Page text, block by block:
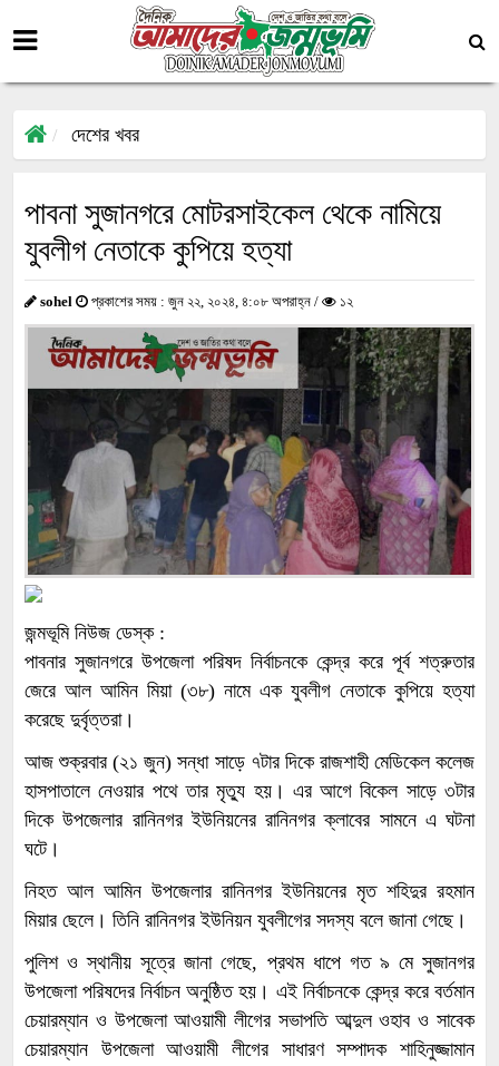
দেশের খবর
পাবনা সুজানগরে মোটরসাইকেল থেকে নামিয়ে
যুবলীগ নেতাকে কুপিয়ে হত্যা
sohel প্রকাশের সময় : জুন ২২, ২০২৪, ৪:০৮ অপরাহ্ন / ১২
জন্মভূমি নিউজ ডেস্ক :
পাবনার সুজানগরে উপজেলা পরিষদ নির্বাচনকে কেন্দ্র করে পূর্ব শত্রুতার
জেরে আল আমিন মিয়া (৩৮) নামে এক যুবলীগ নেতাকে কুপিয়ে হত্যা
করেছে দুর্বৃত্তরা।
আজ শুক্রবার (২১ জুন) সন্ধা সাড়ে ৭টার দিকে রাজশাহী মেডিকেল কলেজ
হাসপাতালে নেওয়ার পথে তার মৃত্যু হয়। এর আগে বিকেল সাড়ে ৩টার
দিকে উপজেলার রানিনগর ইউনিয়নের রানিনগর ক্লাবের সামনে এ ঘটনা
ঘটে।
নিহত আল আমিন উপজেলার রানিনগর ইউনিয়নের মৃত শহিদুর রহমান
মিয়ার ছেলে। তিনি রানিনগর ইউনিয়ন যুবলীগের সদস্য বলে জানা গেছে।
পুলিশ ও স্থানীয় সূত্রে জানা গেছে, প্রথম ধাপে গত ৯ মে সুজানগর
উপজেলা পরিষদের নির্বাচন অনুষ্ঠিত হয়। এই নির্বাচনকে কেন্দ্র করে বর্তমান
চেয়ারম্যান ও উপজেলা আওয়ামী লীগের সভাপতি আব্দুল ওহাব ও সাবেক
চেয়ারম্যান উপজেলা আওয়ামী লীগের সাধারণ সম্পাদক শাহিনুজ্জামান